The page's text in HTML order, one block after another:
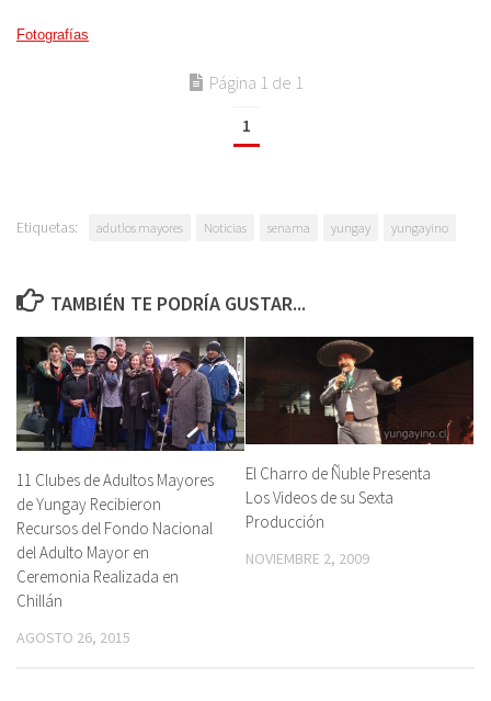
Fotografías
Página 1 de 1
1
Etiquetas: adutlos mayores Noticias senama yungay yungayino
TAMBIÉN TE PODRÍA GUSTAR...
11 Clubes de Adultos Mayores
de Yungay Recibieron
Recursos del Fondo Nacional
del Adulto Mayor en
Ceremonia Realizada en
Chillán
AGOSTO 26, 2015
El Charro de Ñuble Presenta
Los Videos de su Sexta
Producción
NOVIEMBRE 2, 2009